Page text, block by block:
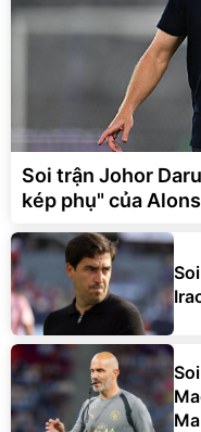
Soi trận Johor
kép phụ" của